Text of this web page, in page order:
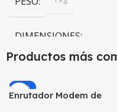
DIMENSIONES
COLOR
Productos más
-20%
Enrutador Modem de